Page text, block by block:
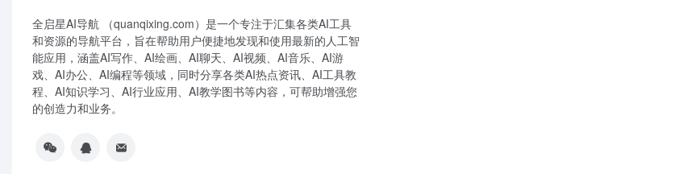
全启星AI导航 （quanqixing.com）是一个专注于汇集各类AI工具
和资源的导航平台，旨在帮助用户便捷地发现和使用最新的人工智
能应用，涵盖AI写作、AI绘画、AI聊天、AI视频、AI音乐、AI游
戏、AI办公、AI编程等领域，同时分享各类AI热点资讯、AI工具教
程、AI知识学习、AI行业应用、AI教学图书等内容，可帮助增强您
的创造力和业务。